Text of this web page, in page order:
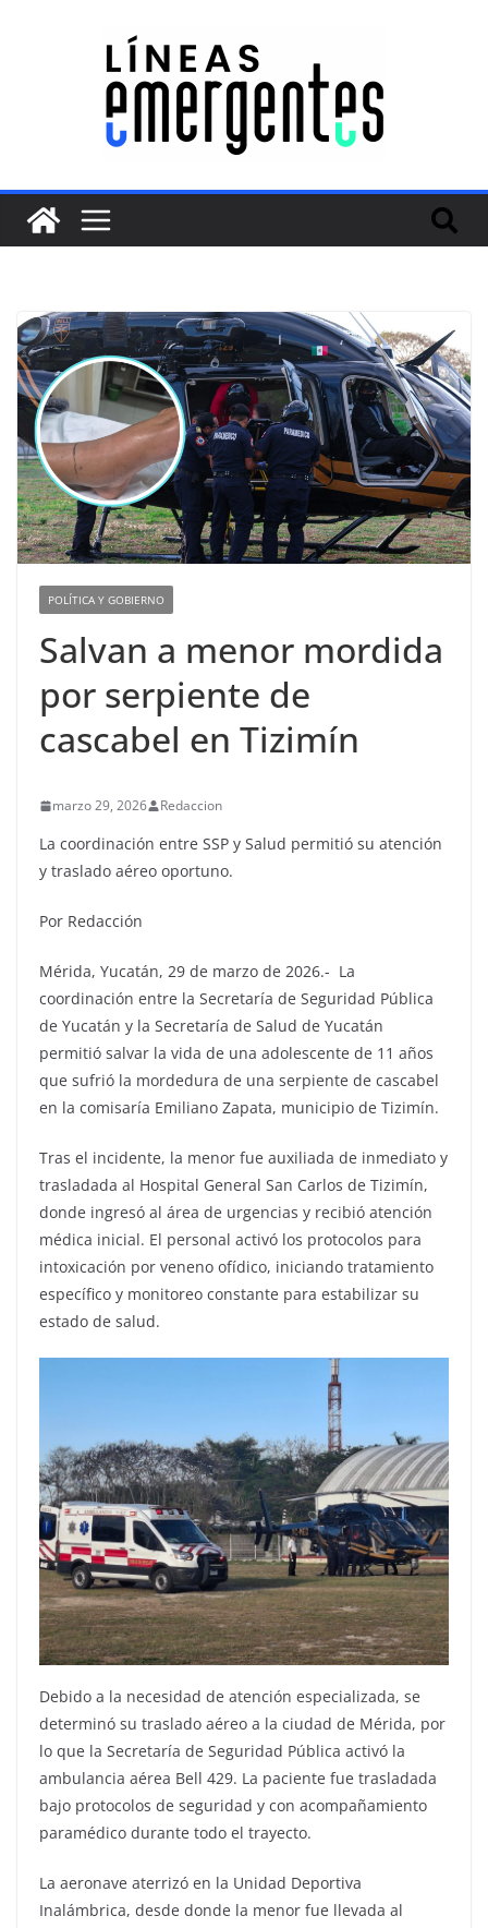
POLÍTICA Y GOBIERNO
Salvan a menor mordida
por serpiente de
cascabel en Tizimín
marzo 29, 2026 Redaccion
La coordinación entre SSP y Salud permitió su atención
y traslado aéreo oportuno.
Por Redacción
Mérida, Yucatán, 29 de marzo de 2026.- La
coordinación entre la Secretaría de Seguridad Pública
de Yucatán y la Secretaría de Salud de Yucatán
permitió salvar la vida de una adolescente de 11 años
que sufrió la mordedura de una serpiente de cascabel
en la comisaría Emiliano Zapata, municipio de Tizimín.
Tras el incidente, la menor fue auxiliada de inmediato y
trasladada al Hospital General San Carlos de Tizimín,
donde ingresó al área de urgencias y recibió atención
médica inicial. El personal activó los protocolos para
intoxicación por veneno ofídico, iniciando tratamiento
específico y monitoreo constante para estabilizar su
estado de salud.
Debido a la necesidad de atención especializada, se
determinó su traslado aéreo a la ciudad de Mérida, por
lo que la Secretaría de Seguridad Pública activó la
ambulancia aérea Bell 429. La paciente fue trasladada
bajo protocolos de seguridad y con acompañamiento
paramédico durante todo el trayecto.
La aeronave aterrizó en la Unidad Deportiva
Inalámbrica, desde donde la menor fue llevada al